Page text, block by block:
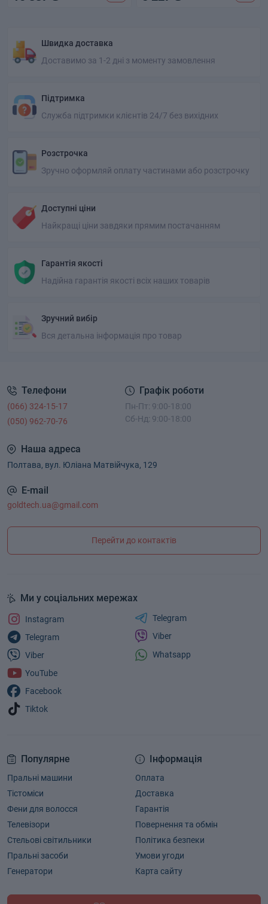
Швидка доставка
Доставимо за 1-2 дні з моменту замовлення
Підтримка
Служба підтримки клієнтів 24/7 без вихідних
Розстрочка
Зручно оформляй оплату частинами або розстрочку
Доступні ціни
Найкращі ціни завдяки прямим постачанням
Гарантія якості
Надійна гарантія якості всіх наших товарів
Зручний вибір
Вся детальна інформація про товар
Телефони
(066) 324-15-17
(050) 962-70-76
Графік роботи
Пн-Пт: 9:00-18:00
Сб-Нд: 9:00-18:00
Наша адреса
Полтава, вул. Юліана Матвійчука, 129
E-mail
goldtech.ua@gmail.com
Перейти до контактів
Популярне
Пральні машини
Тістоміси
Фени для волосся
Телевізори
Стельові світильники
Пральні засоби
Генератори
Інформація
Оплата
Доставка
Гарантія
Повернення та обмін
Політика безпеки
Умови угоди
Карта сайту
Ми у соціальних мережах
Instagram
Telegram
Viber
YouTube
Facebook
Tiktok
Telegram
Viber
Whatsapp